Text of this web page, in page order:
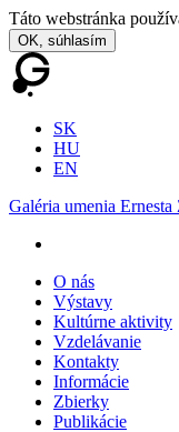
Táto webstránka
OK, súhlasím
SK
HU
EN
Galéria umenia
O nás
Výstavy
Kultúrne aktivity
Vzdelávanie
Kontakty
Informácie
Zbierky
Publikácie